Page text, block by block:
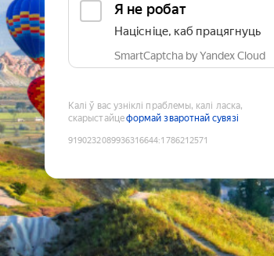
Я не робат
Націсніце, каб працягнуць
SmartCaptcha by Yandex Cloud
Калі ў вас узніклі праблемы, калі ласка,
скарыстайцеформай зваротнай сувязі
9190232089936316644:1786212571